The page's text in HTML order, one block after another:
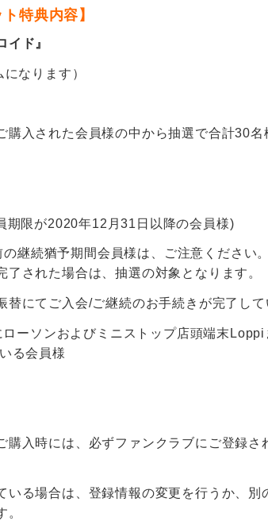
特典内容】
イド』
なります）
購入された会員様の中から抽選で合計30名
限が2020年12月31日以降の会員様)
継続猶予期間会員様は、ご注意ください。
された場合は、抽選の対象となります。
にてご入会/ご継続のお手続きが完了して
ーソンおよびミニストップ店頭端末
る会員様
入時には、必ずファンクラブにご登録さ
いる場合は、登録情報の変更を行うか、別
。